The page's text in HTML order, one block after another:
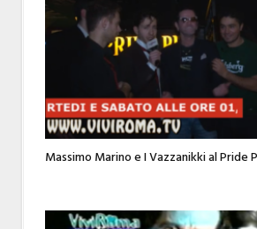
Massimo Marino e I Vazzanikki al Pride